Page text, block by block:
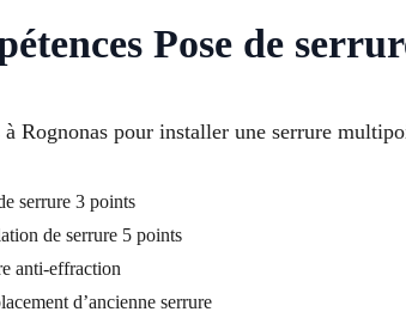
Pose de
Rognonas pour installer une serrure
serrure 3 points
de serrure 5 points
anti-effraction
d’ancienne serrure